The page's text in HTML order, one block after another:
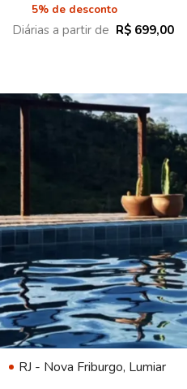
5% de desconto
Diárias a partir de R$ 699,00
RJ - Nova Friburgo, Lumiar